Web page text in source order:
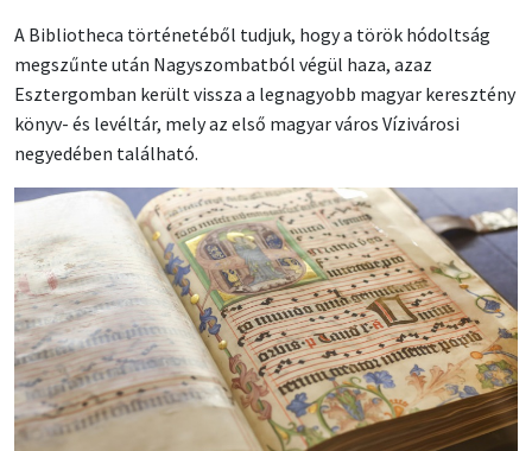
A Bibliotheca történetéből tudjuk, hogy a török hódoltság
megszűnte után Nagyszombatból végül haza, azaz
Esztergomban került vissza a legnagyobb magyar keresztény
könyv- és levéltár, mely az első magyar város Vízivárosi
negyedében található.